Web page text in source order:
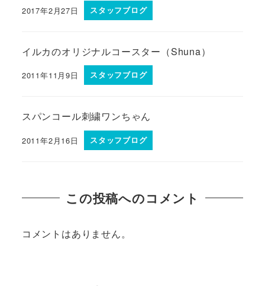
2017年2月27日 スタッフブログ
イルカのオリジナルコースター（Shuna）
2011年11月9日 スタッフブログ
スパンコール刺繍ワンちゃん
2011年2月16日 スタッフブログ
この投稿へのコメント
コメントはありません。